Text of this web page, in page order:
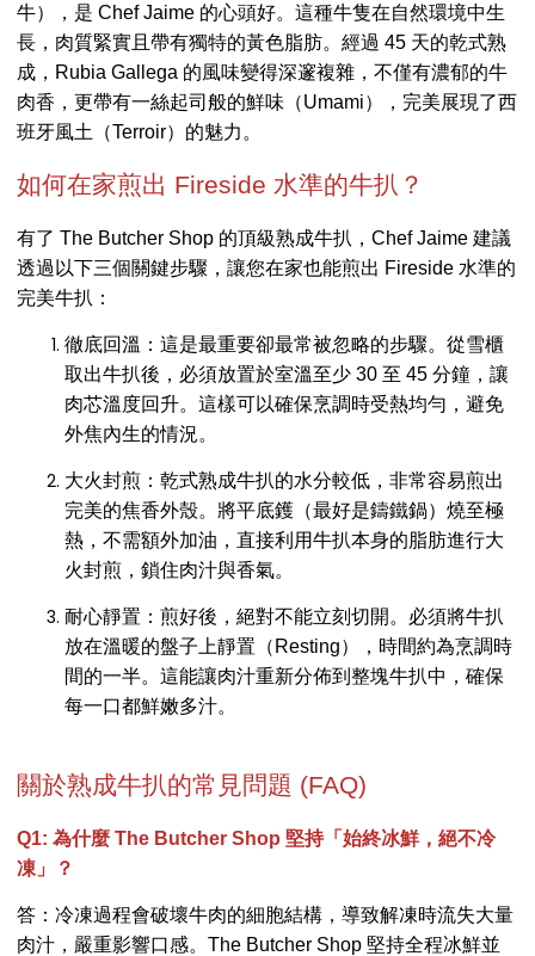
牛），是 Chef Jaime 的心頭好。這種牛隻在自然環境中生
長，肉質緊實且帶有獨特的黃色脂肪。經過 45 天的乾式熟
成，Rubia Gallega 的風味變得深邃複雜，不僅有濃郁的牛
肉香，更帶有一絲起司般的鮮味（Umami），完美展現了西
班牙風土（Terroir）的魅力。
如何在家煎出 Fireside 水準的牛扒？
有了 The Butcher Shop 的頂級熟成牛扒，Chef Jaime 建議
透過以下三個關鍵步驟，讓您在家也能煎出 Fireside 水準的
完美牛扒：
徹底回溫：這是最重要卻最常被忽略的步驟。從雪櫃
取出牛扒後，必須放置於室溫至少 30 至 45 分鐘，讓
肉芯溫度回升。這樣可以確保烹調時受熱均勻，避免
外焦內生的情況。
大火封煎：乾式熟成牛扒的水分較低，非常容易煎出
完美的焦香外殼。將平底鑊（最好是鑄鐵鍋）燒至極
熱，不需額外加油，直接利用牛扒本身的脂肪進行大
火封煎，鎖住肉汁與香氣。
耐心靜置：煎好後，絕對不能立刻切開。必須將牛扒
放在溫暖的盤子上靜置（Resting），時間約為烹調時
間的一半。這能讓肉汁重新分佈到整塊牛扒中，確保
每一口都鮮嫩多汁。
關於熟成牛扒的常見問題 (FAQ)
Q1: 為什麼 The Butcher Shop 堅持「始終冰鮮，絕不冷
凍」？
答：冷凍過程會破壞牛肉的細胞結構，導致解凍時流失大量
肉汁，嚴重影響口感。The Butcher Shop 堅持全程冰鮮並